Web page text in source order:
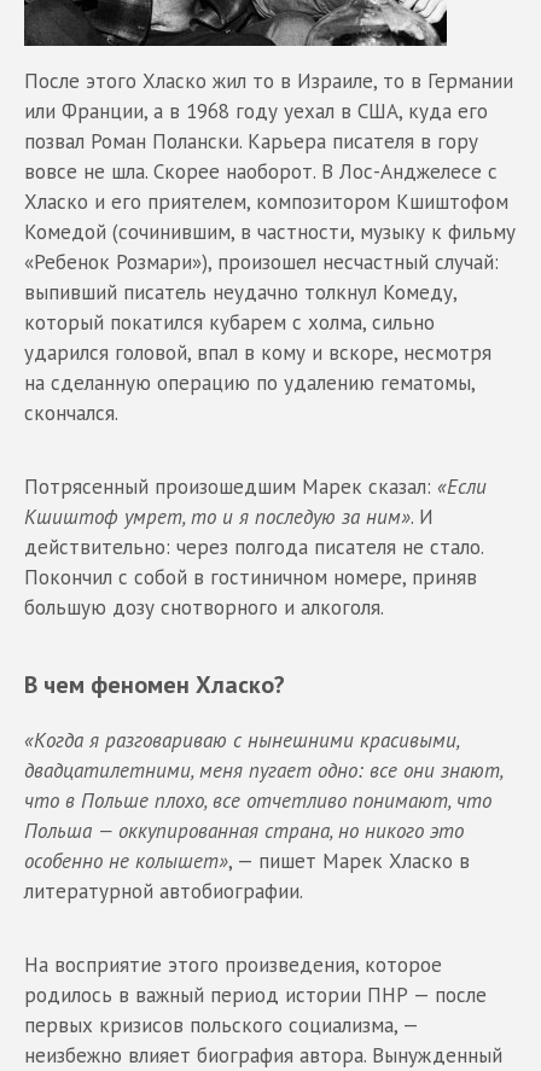
После этого Хласко жил то в Израиле, то в Германии
или Франции, а в 1968 году уехал в США, куда его
позвал Роман Полански. Карьера писателя в гору
вовсе не шла. Скорее наоборот. В Лос-Анджелесе с
Хласко и его приятелем, композитором Кшиштофом
Комедой (сочинившим, в частности, музыку к фильму
«Ребенок Розмари»), произошел несчастный случай:
выпивший писатель неудачно толкнул Комеду,
который покатился кубарем с холма, сильно
ударился головой, впал в кому и вскоре, несмотря
на сделанную операцию по удалению гематомы,
скончался.
Потрясенный произошедшим Марек сказал: «Если
Кшиштоф умрет, то и я последую за ним». И
действительно: через полгода писателя не стало.
Покончил с собой в гостиничном номере, приняв
большую дозу снотворного и алкоголя.
В чем феномен Хласко?
«Когда я разговариваю с нынешними красивыми,
двадцатилетними, меня пугает одно: все они знают,
что в Польше плохо, все отчетливо понимают, что
Польша — оккупированная страна, но никого это
особенно не колышет», — пишет Марек Хласко в
литературной автобиографии.
На восприятие этого произведения, которое
родилось в важный период истории ПНР — после
первых кризисов польского социализма, —
неизбежно влияет биография автора. Вынужденный